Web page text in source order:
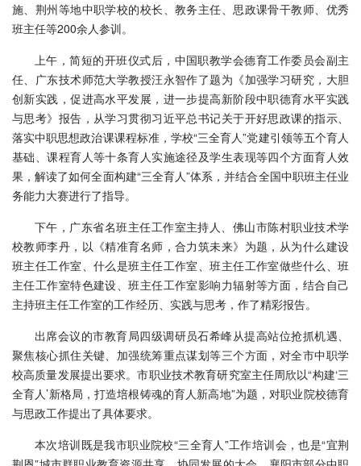
施、荆州等地中职学校的校长、教务主任、思政课骨干教师、优秀
班主任等200余人参训。
上午，简短的开班仪式后，中国职教学会德育工作委员会副主
任、广东技术师范大学教授汪永智作了题为《加强学习研究，大胆
创新实践，促进高水平发展，进一步提高新阶段中职德育水平实践
与思考》报告，从学习贯彻习近平总书记关于开好思政课的指示、
落实中职思想政治课课程标准，学校“三全育人”党建引领等五个育人
基础、课程育人等十条育人实施途径及学生表现等四个方面育人效
果，解读了如何全面构建“三全育人”体系，并结合全国中职班主任业
务能力大赛进行了指导。
下午，广东省名班主任工作室主持人、佛山市陈村职业技术学
校教师李丹，以《精准育名师，合力筑未来》为题，从为什么建设
班主任工作室、什么是班主任工作室、班主任工作室做些什么、班
主任工作室特色建设、班主任工作室影响力辐射等方面，结合自己
主持班主任工作室的工作经历、实践与思考，作了精彩报告。
出席会议的市教育局四级调研员石希峰从提高站位抢抓机遇、
聚焦核心抓住关键、加强统筹重点谋划等三个方面，对全市中职学
校高质量发展提出要求。市职业技术教育研究室主任周欣以“构建‘三
全育人’新格局，打造培根铸魂的育人新高地”为题，对职业院校德育
与思政工作提出了具体要求。
本次培训既是我市职业院校“三全育人”工作培训会，也是“宜荆